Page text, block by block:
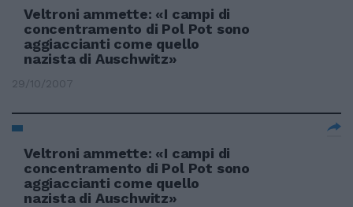
Veltroni ammette: «I campi di
concentramento di Pol Pot sono
aggiaccianti come quello
nazista di Auschwitz»
29/10/2007
Veltroni ammette: «I campi di
concentramento di Pol Pot sono
aggiaccianti come quello
nazista di Auschwitz»